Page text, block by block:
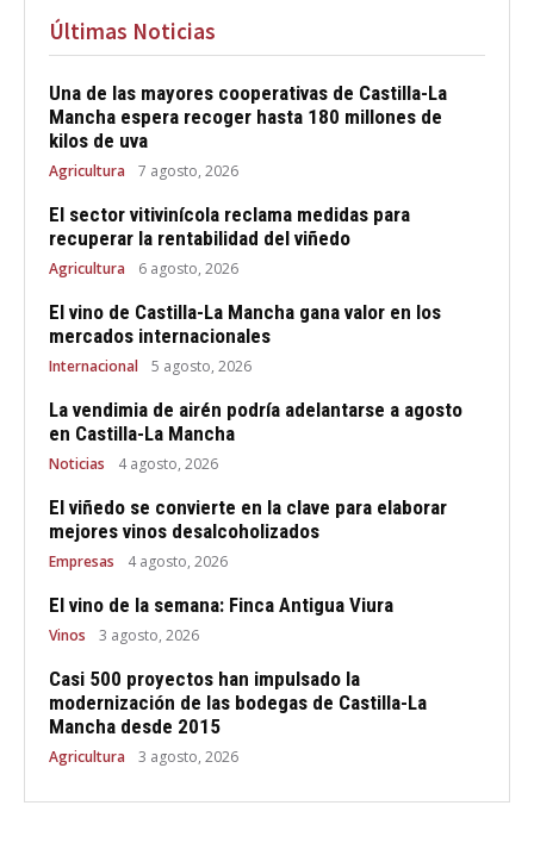
Últimas Noticias
Una de las mayores cooperativas de Castilla-La
Mancha espera recoger hasta 180 millones de
kilos de uva
Agricultura 7 agosto, 2026
El sector vitivinícola reclama medidas para
recuperar la rentabilidad del viñedo
Agricultura 6 agosto, 2026
El vino de Castilla-La Mancha gana valor en los
mercados internacionales
Internacional 5 agosto, 2026
La vendimia de airén podría adelantarse a agosto
en Castilla-La Mancha
Noticias 4 agosto, 2026
El viñedo se convierte en la clave para elaborar
mejores vinos desalcoholizados
Empresas 4 agosto, 2026
El vino de la semana: Finca Antigua Viura
Vinos 3 agosto, 2026
Casi 500 proyectos han impulsado la
modernización de las bodegas de Castilla-La
Mancha desde 2015
Agricultura 3 agosto, 2026